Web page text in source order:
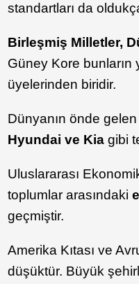
standartları da
Birleşmiş Milletler,
Güney Kore bunların
üyelerinden biridir.
Dünyanın önde
Hyundai ve Kia gibi
Uluslararası
toplumlar arasındaki
geçmiştir.
Amerika Kıtası ve
düşüktür. Büyük